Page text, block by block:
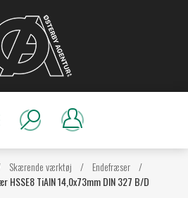
Skærende værktøj / Endefræser /
HSSE8 TiAlN 14,0x73mm DIN 327 B/D